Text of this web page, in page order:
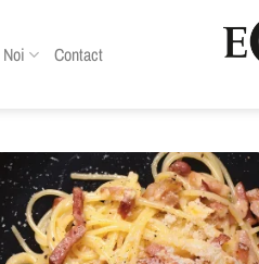
Contact